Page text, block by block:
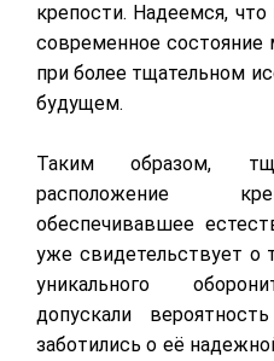
крепости. Надеемся, что
современное состояние
при более тщательном
будущем.
Таким образом,
расположение
обеспечивавшее
уже свидетельствует о
уникального
допускали
заботились о её